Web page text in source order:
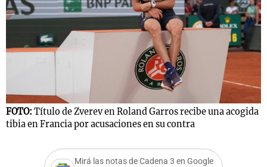
FOTO: Título de Zverev en Roland Garros recibe una acogida
tibia en Francia por acusaciones en su contra
Mirá las notas de Cadena 3 en Google